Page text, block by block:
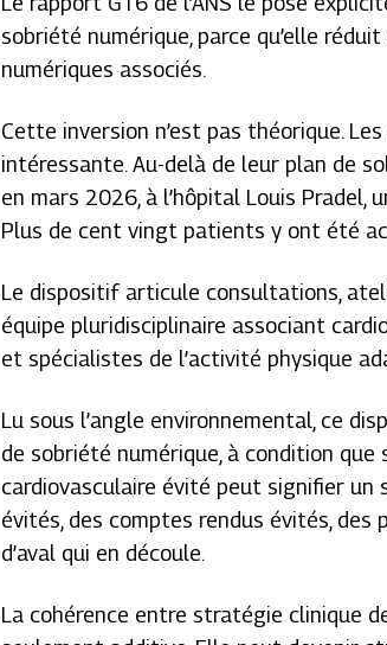
sobriété numérique, parce qu’elle
numériques associés.
Cette inversion n’est pas théorique.
intéressante. Au-delà de leur plan de
en mars 2026, à l’hôpital Louis Pradel,
Plus de cent vingt patients y ont été
Le dispositif articule consultations,
équipe pluridisciplinaire associant
et spécialistes de l’activité physique
Lu sous l’angle environnemental, ce
de sobriété numérique, à condition
cardiovasculaire évité peut signifier un
évités, des comptes rendus évités, des
d’aval qui en découle.
La cohérence entre stratégie clinique